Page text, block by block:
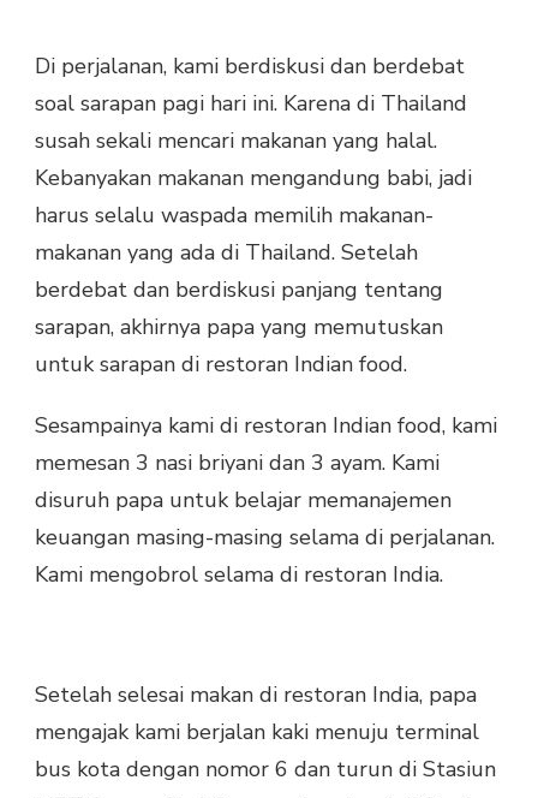
Di perjalanan, kami berdiskusi dan berdebat
soal sarapan pagi hari ini. Karena di Thailand
susah sekali mencari makanan yang halal.
Kebanyakan makanan mengandung babi, jadi
harus selalu waspada memilih makanan-
makanan yang ada di Thailand. Setelah
berdebat dan berdiskusi panjang tentang
sarapan, akhirnya papa yang memutuskan
untuk sarapan di restoran Indian food.
Sesampainya kami di restoran Indian food, kami
memesan 3 nasi briyani dan 3 ayam. Kami
disuruh papa untuk belajar memanajemen
keuangan masing-masing selama di perjalanan.
Kami mengobrol selama di restoran India.
Setelah selesai makan di restoran India, papa
mengajak kami berjalan kaki menuju terminal
bus kota dengan nomor 6 dan turun di Stasiun